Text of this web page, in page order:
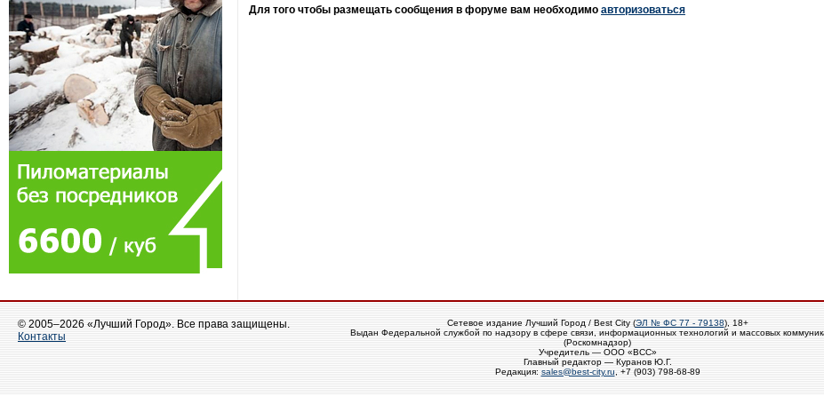
Для того чтобы размещать сообщения в форуме вам необходимо авторизоваться
© 2005–2026 «Лучший Город». Все права защищены.
Контакты
Сетевое издание Лучший Город / Best City (ЭЛ № ФС 77 - 79138), 18+
Выдан Федеральной службой по надзору в сфере связи, информационных технологий и массовых
(Роскомнадзор)
Учредитель — ООО «ВСС»
Главный редактор — Куранов Ю.Г.
Редакция: sales@best-city.ru , +7 (903) 798-68-89